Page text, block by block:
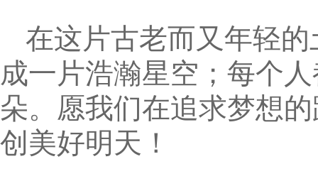
在这片古老而又年轻
成一片浩瀚星空；每个
朵。愿我们在追求梦想
创美好明天！